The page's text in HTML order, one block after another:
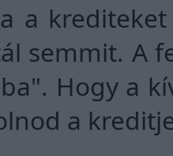
a
semmit. A
Hogy a
a